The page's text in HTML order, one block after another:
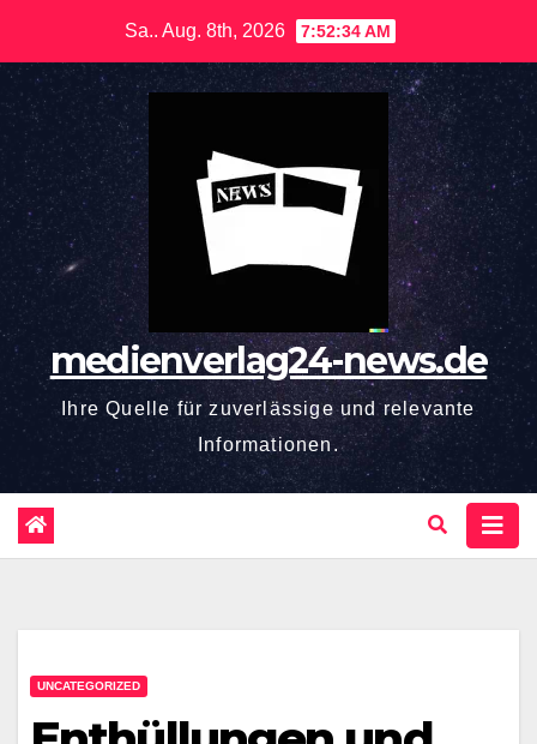
springen
Sa.. Aug. 8th, 2026 7:52:35 AM
medienverlag24-news.de
Ihre Quelle für zuverlässige und relevante
Informationen.
UNCATEGORIZED